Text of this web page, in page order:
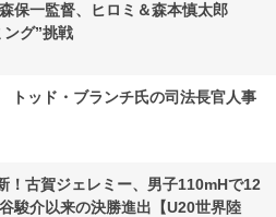
保一監督、ヒロミ＆森本慎太郎
ング”挑戦
ッド・ブランチ氏の司法長官人事
！古賀ジェレミー、男子110mHで12
駿介以来の決勝進出【U20世界陸